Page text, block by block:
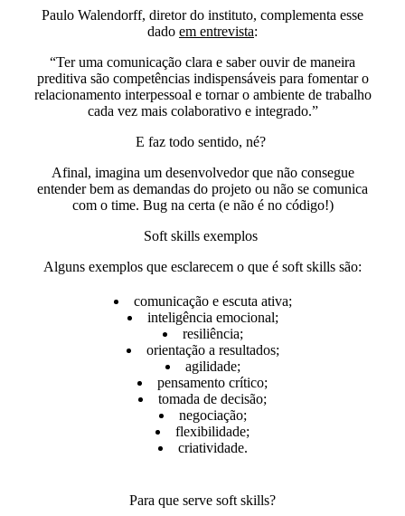
Paulo Walendorff, diretor do instituto, complementa esse
dado em entrevista:
“Ter uma comunicação clara e saber ouvir de maneira
preditiva são competências indispensáveis para fomentar o
relacionamento interpessoal e tornar o ambiente de trabalho
cada vez mais colaborativo e integrado.”
E faz todo sentido, né?
Afinal, imagina um desenvolvedor que não consegue
entender bem as demandas do projeto ou não se comunica
com o time. Bug na certa (e não é no código!)
Soft skills exemplos
Alguns exemplos que esclarecem o que é soft skills​ são:
comunicação e escuta ativa;
inteligência emocional;
resiliência;
orientação a resultados;
agilidade;
pensamento crítico;
tomada de decisão;
negociação;
flexibilidade;
criatividade.
Para que serve soft skills?